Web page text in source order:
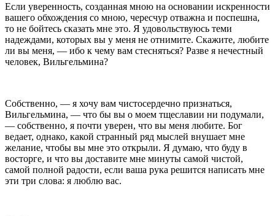
Если уверенность, созданная мною на основании искренности
вашего обхождения со мною, чересчур отважна и поспешна,
то не бойтесь сказать мне это. Я удовольствуюсь теми
надеждами, которых вы у меня не отнимите. Скажите, любите
ли вы меня, — ибо к чему вам стесняться? Разве я нечестный
человек, Виль­гельмина?
Собственно, — я хочу вам чистосердечно признаться,
Вильгельмина, — что бы вы о моем тщеславии ни поду­мали,
— собственно, я почти уверен, что вы меня лю­бите. Бог
ведает, однако, какой странный ряд мыслей внушает мне
желание, чтобы вы мне это от­крыли. Я думаю, что буду в
восторге, и что вы до­ставите мне минуты самой чистой,
самой полной радости, если ваша рука решится написать мне
эти три слова: я люблю вас.